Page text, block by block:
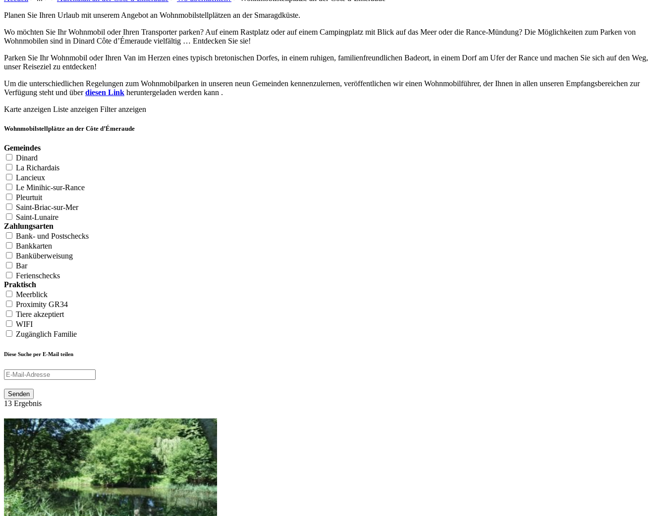
Planen Sie Ihren Urlaub mit unserem Angebot an Wohnmobilstellplätzen an der Smaragdküste.
Wo möchten Sie Ihr Wohnmobil oder Ihren Transporter parken? Auf einem Rastplatz oder auf einem Campingplatz mit Blick auf das Meer oder die Rance-Mündung? Die Möglichkeiten zum Parken von
Wohnmobilen sind in Dinard Côte d’Émeraude vielfältig … Entdecken Sie sie!
Parken Sie Ihr Wohnmobil oder Ihren Van im Herzen eines typisch bretonischen Dorfes, in einem ruhigen, familienfreundlichen Badeort, in einem Dorf am Ufer der Rance und machen Sie sich auf den Weg,
unser Reiseziel zu entdecken!
Um die unterschiedlichen Regelungen zum Wohnmobilparken in unseren neun Gemeinden kennenzulernen, veröffentlichen wir einen Wohnmobilführer, der Ihnen in allen unseren Empfangsbereichen zur
Verfügung steht und überdiesen Link heruntergeladen werden kann .
Karte anzeigen Liste anzeigen Filter anzeigen
Wohnmobilstellplätze an der Côte d’Émeraude
Gemeindes
Dinard
La Richardais
Lancieux
Le Minihic-sur-Rance
Pleurtuit
Saint-Briac-sur-Mer
Saint-Lunaire
Zahlungsarten
Bank- und Postschecks
Bankkarten
Banküberweisung
Bar
Ferienschecks
Praktisch
Meerblick
Proximity GR34
Tiere akzeptiert
WIFI
Zugänglich Familie
Diese Suche per E-Mail teilen
Senden
13 Ergebnis